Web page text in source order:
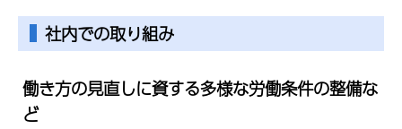
社内での取り組み
働き方の見直しに資する多様な労働条件の整備な
ど